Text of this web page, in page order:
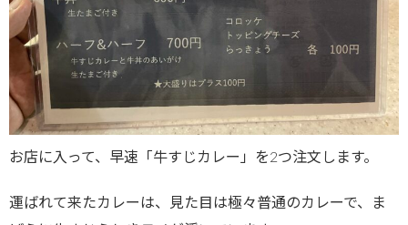
お店に入って、早速「牛すじカレー」を2つ注文します。
運ばれて来たカレーは、見た目は極々普通のカレーで、ま